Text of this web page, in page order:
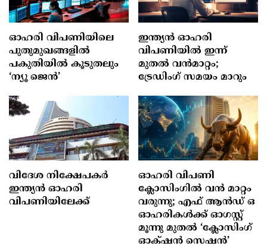
ഓഹരി വിപണിയിലെ
പുതുമുഖങ്ങളിൽ
പകുതിയിൽ കൂടുതലും
‘ന്യൂ ജെൻ’
ഇന്ത്യൻ ഓഹരി
വിപണിയിൽ ഇന്ന്
മുതൽ വൻമാറ്റം;
ട്രേഡിംഗ് സമയം മാറും
വിദേശ നിക്ഷേപകര്‍
ഇന്ത്യൻ ഓഹരി
വിപണിയിലേക്ക്
ഓഹരി വിപണി
ക്ലോസിംഗിൽ വൻ മാറ്റം
വരുന്നു; എഫ് ആൻഡ് ഒ
ഓഹരികൾക്ക് ഓഗസ്റ്റ്
മൂന്നു മുതൽ ‘ക്ലോസിംഗ്
ഓക്‌ഷൻ സെഷൻ’